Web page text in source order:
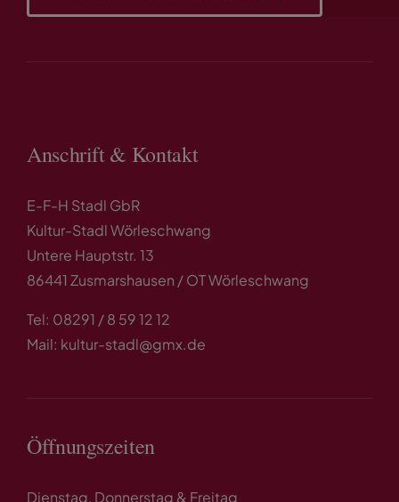
Anschrift & Kontakt
E-F-H Stadl GbR
Kultur-Stadl Wörleschwang
Untere Hauptstr. 13
86441 Zusmarshausen / OT Wörleschwang
Tel: 08291 / 8 59 12 12
Mail: kultur-stadl@gmx.de
Öffnungszeiten
Dienstag, Donnerstag & Freitag